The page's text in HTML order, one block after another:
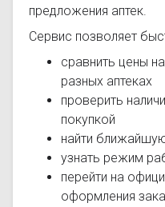
предложения аптек.
Сервис позволяет
сравнить цены на
разных аптеках
проверить
покупкой
найти
узнать режим
перейти на
оформления